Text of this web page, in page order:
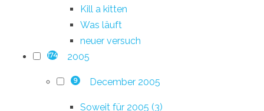
Kill a kitten
Was läuft
neuer versuch
174 2005
9 December 2005
Soweit für 2005 (3)